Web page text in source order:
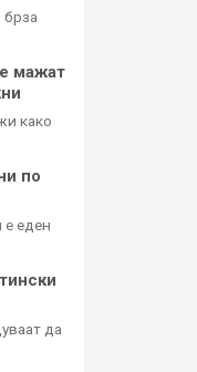
брза
мажат
како
по
е еден
да